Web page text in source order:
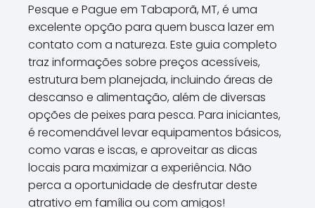
Pesque e Pague em Tabaporã, MT, é uma
excelente opção para quem busca lazer em
contato com a natureza. Este guia completo
traz informações sobre preços acessíveis,
estrutura bem planejada, incluindo áreas de
descanso e alimentação, além de diversas
opções de peixes para pesca. Para iniciantes,
é recomendável levar equipamentos básicos,
como varas e iscas, e aproveitar as dicas
locais para maximizar a experiência. Não
perca a oportunidade de desfrutar deste
atrativo em família ou com amigos!